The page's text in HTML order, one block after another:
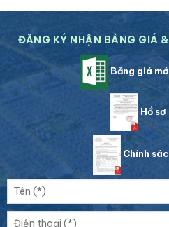
ĐĂNG KÝ NHẬN BẢNG GIÁ
Bảng giá
Hồ
Chính